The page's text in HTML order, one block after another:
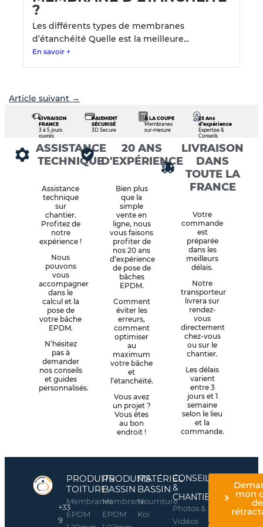
?
Les différents types de membranes
d’étanchéité Quelle est la meilleure...
En savoir +
Article suivant →
LIVRAISON
FRANCE
3 à 5 jours
ouvrés
PAIEMENT
SÉCURISÉ
3D Secure
À LA COUPE
Membranes
sur-mesure
25 Ans
d’expérience
Expertise &
Conseils
ASSISTANCE
TECHNIQUE
Assistance
technique
sur
chantier.
Profitez de
notre
expérience !
Nous
pouvons
vous
accompagner
dans le
calcul et la
pose de
votre bâche
EPDM.
N’hésitez
pas à
demander
nos conseils
et guides
personnalisés.
20 ANS
D'EXPÉRIENCE
Bien plus
que la
simple
vente en
ligne, nous
vous faisons
profiter de
nos 20 ans
d’expérience
de pose de
bâches
EPDM.
Comment
éviter les
erreurs,
comment
optimiser
au
maximum
votre bâche
et
l’étanchéité.
Vous avez
un projet ?
Vous êtes
au bon
endroit !
LIVRAISON
DANS
TOUTE LA
FRANCE
Votre
commande
est
préparée
dans les
meilleurs
délais.
Notre
transporteur
livrera sur
rendez-
vous
directement
chez-vous
ou sur le
chantier.
Les délais
varient
entre 3
jours et 1
semaine
selon le lieu
et la
commande.
+33
9
PRODUITS
TOITURE
Membranes
EPDM
PRODUITS
BASSIN
Membrane
EPDM
MATÉRIEL
BASSIN
Nourriture
Koï
CONSEILS
&
CHANTIERS
Photos &
Vidéos
mon
de